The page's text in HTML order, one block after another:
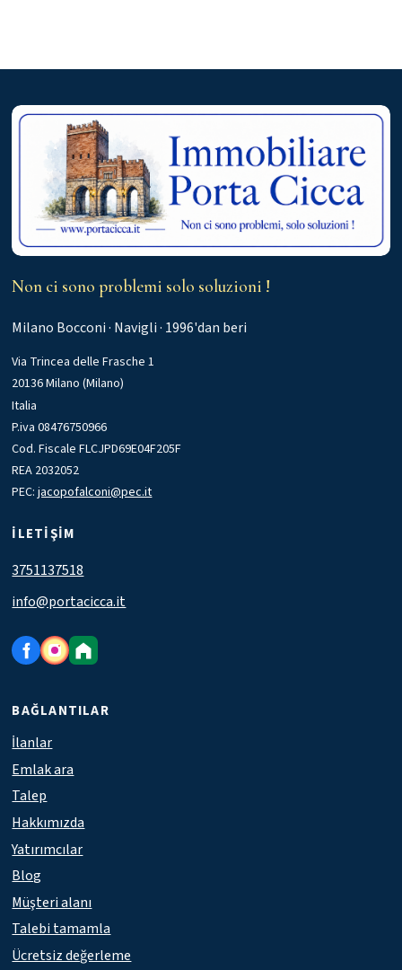
Non ci sono problemi solo soluzioni !
Milano Bocconi · Navigli · 1996'dan beri
Via Trincea delle Frasche 1
20136 Milano (Milano)
Italia
P.iva 08476750966
Cod. Fiscale FLCJPD69E04F205F
REA 2032052
PEC:jacopofalconi@pec.it
İLETIŞIM
3751137518
info@portacicca.it
BAĞLANTILAR
İlanlar
Emlak ara
Talep
Hakkımızda
Yatırımcılar
Blog
Müşteri alanı
Talebi tamamla
Ücretsiz değerleme